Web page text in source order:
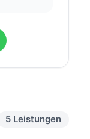
5 Leistungen